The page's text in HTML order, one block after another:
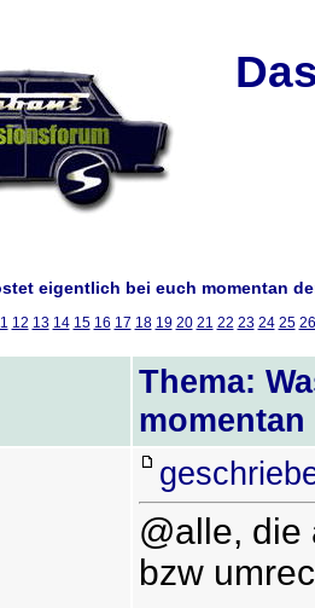
eigentlich bei euch momentan
12 13 14 15 16 17 18 19 20 21 22 23 24 25 26
Thema:
@alle, die
bzw